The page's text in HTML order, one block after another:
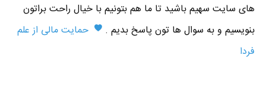
های سایت سهیم باشید تا ما هم بتونیم با خیال راحت براتون
بنویسیم و به سوال ها تون پاسخ بدیم .
حمایت مالی از علم
فردا